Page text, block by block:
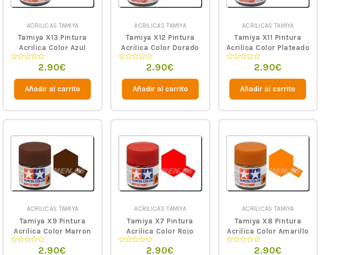
ACRILICAS TAMIYA
Tamiya X13 Pintura
Acrilica Color Azul
Metalizado
de
2.90€
Añadir al carrito
ACRILICAS TAMIYA
Tamiya X12 Pintura
Acrilica Color Dorado
de
2.90€
Añadir al carrito
ACRILICAS TAMIYA
Tamiya X11 Pintura
Acrilica Color Plateado
de
2.90€
Añadir al carrito
ACRILICAS TAMIYA
Tamiya X9 Pintura
Acrilica Color Marron
2.90€
ACRILICAS TAMIYA
Tamiya X7 Pintura
Acrilica Color Rojo
2.90€
ACRILICAS TAMIYA
Tamiya X8 Pintura
Acrilica Color Amarillo
Limon
2.90€